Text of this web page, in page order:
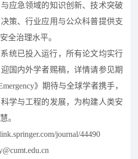
应急领域的知识创新、技术突破
策、行业应用与公众科普提供支
全治理水平。
统已投入运行，所有论文均实行
国内外学者赐稿，详情请参见期
》期待与全球学者携手，
学与工程的发展，为构建人类安
。
journal/44490